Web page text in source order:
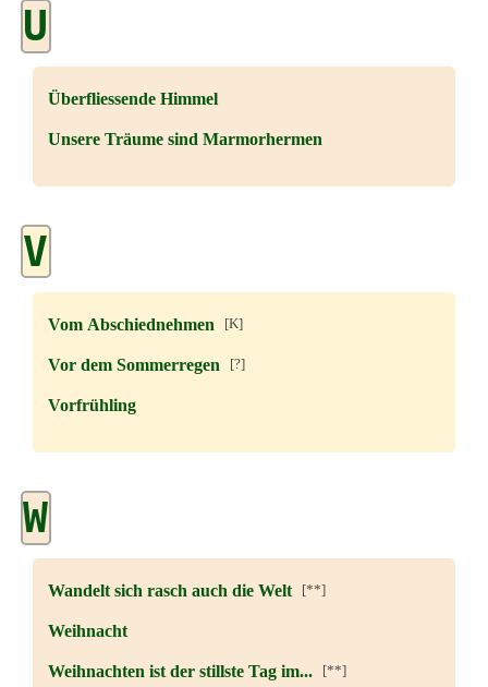
U
Überfliessende Himmel
Unsere Träume sind Marmorhermen
V
Vom Abschiednehmen [K]
Vor dem Sommerregen [?]
Vorfrühling
W
Wandelt sich rasch auch die Welt[**]
Weihnacht
Weihnachten ist der stillste Tag im... [**]